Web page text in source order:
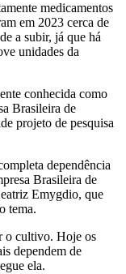
medicamentos
em 2023 cerca de
a subir, já que há
unidades da
conhecida como
Brasileira de
projeto de pesquisa
dependência
Brasileira de
Emygdio, que
tema.
o cultivo. Hoje os
dependem de
ela.